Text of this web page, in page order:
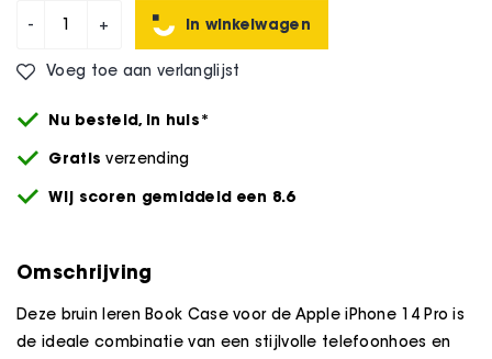
- + In winkelwagen
Voeg toe aan verlanglijst
Nu besteld, in huis*
Gratis verzending
Wij scoren gemiddeld een 8.6
Omschrijving
Deze bruin leren Book Case voor de Apple iPhone 14 Pro is
de ideale combinatie van een stijlvolle telefoonhoes en